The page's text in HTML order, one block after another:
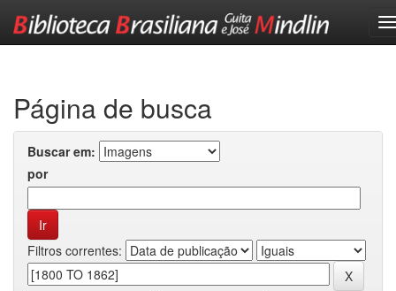
Página de busca
Buscar em:
por
Filtros correntes: